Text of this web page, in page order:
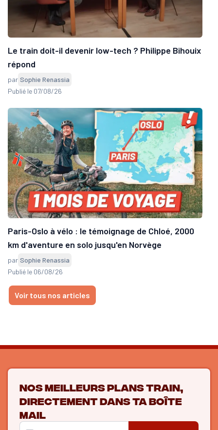
Le train doit-il devenir low-tech ? Philippe Bihouix
répond
par Sophie Renassia
Publié le 07/08/26
Paris-Oslo à vélo : le témoignage de Chloé, 2000
km d'aventure en solo jusqu'en Norvège
par Sophie Renassia
Publié le 06/08/26
Voir tous nos articles
Nos meilleurs plans train,
directement dans ta boîte
mail